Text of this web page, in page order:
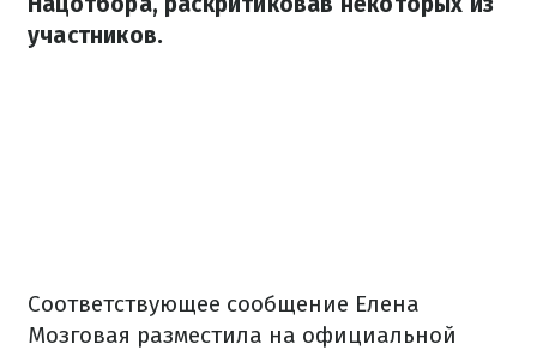
участников.
Соответствующее сообщение Елена
Мозговая разместила на официальной